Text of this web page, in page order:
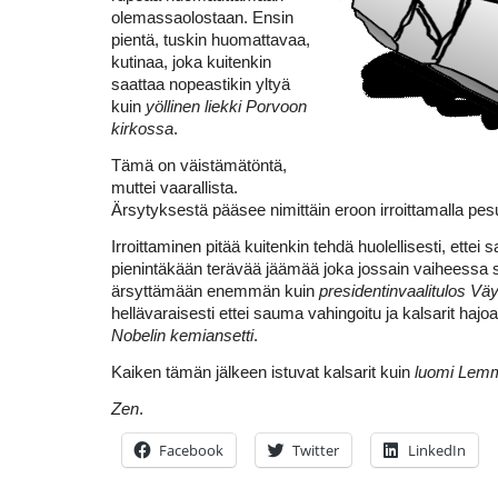
olemassaolostaan. Ensin
pientä, tuskin huomattavaa,
kutinaa, joka kuitenkin
saattaa nopeastikin yltyä
kuin yöllinen liekki Porvoon
kirkossa.
Tämä on väistämätöntä,
muttei vaarallista.
Ärsytyksestä pääsee nimittäin eroon irroittamalla
Irroittaminen pitää kuitenkin tehdä huolellisesti, ettei
pienintäkään terävää jäämää joka jossain vaiheessa
ärsyttämään enemmän kuin presidentinvaalitulos
hellävaraisesti ettei sauma vahingoitu ja kalsarit
Nobelin kemiansetti.
Kaiken tämän jälkeen istuvat kalsarit kuin luomi
Zen.
Facebook Twitter LinkedIn